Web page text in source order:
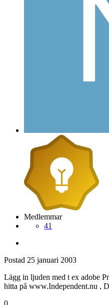
Medlemmar
41
Postad 25 januari 2003
Lägg in ljuden med t ex adobe
hitta på www.Independent.nu ,
0